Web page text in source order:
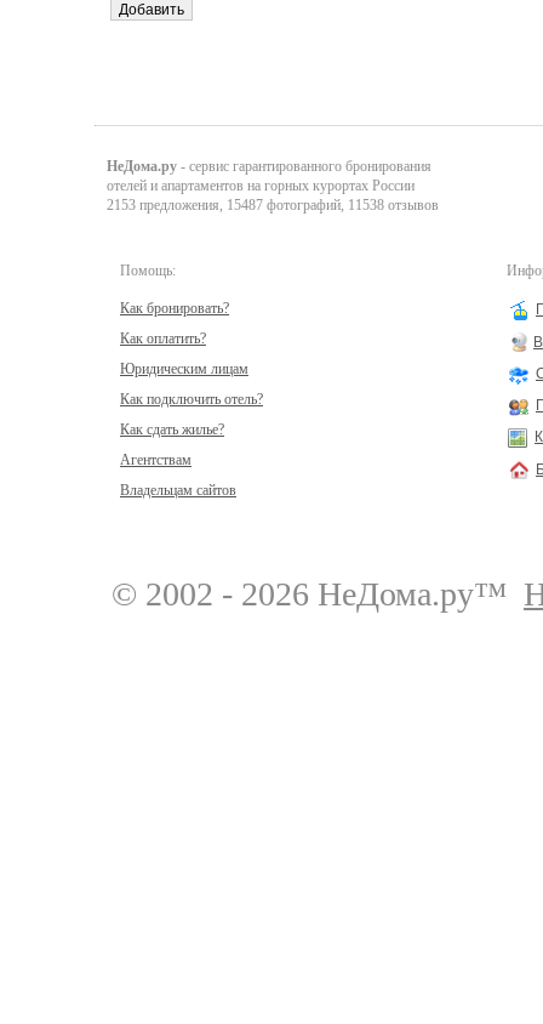
НеДома.ру - сервис гарантированного бронирования
отелей и апартаментов на горных курортах России
2153 предложения, 15487 фотографий, 11538 отзывов
Помощь:
Как бронировать?
Как оплатить?
Юридическим лицам
Как подключить отель?
Как сдать жилье?
Агентствам
Владельцам сайтов
© 2002 - 2026 НеДома.ру™